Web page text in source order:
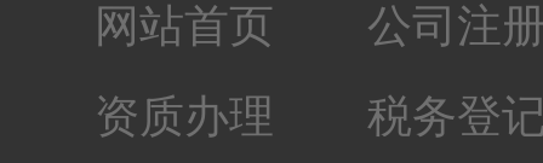
网站首页
公司注
资质办理
税务登